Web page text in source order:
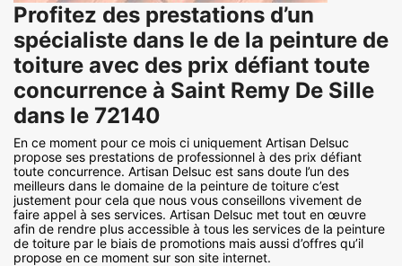
Profitez des prestations d’un
spécialiste dans le de la peinture de
toiture avec des prix défiant toute
concurrence à Saint Remy De Sille
dans le 72140
En ce moment pour ce mois ci uniquement Artisan Delsuc
propose ses prestations de professionnel à des prix défiant
toute concurrence. Artisan Delsuc est sans doute l’un des
meilleurs dans le domaine de la peinture de toiture c’est
justement pour cela que nous vous conseillons vivement de
faire appel à ses services. Artisan Delsuc met tout en œuvre
afin de rendre plus accessible à tous les services de la peinture
de toiture par le biais de promotions mais aussi d’offres qu’il
propose en ce moment sur son site internet.